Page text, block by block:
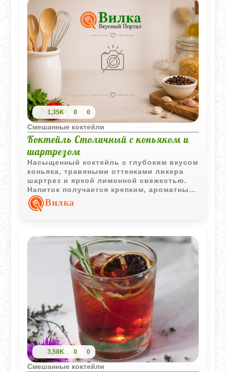
1,35K 0 0
Смешанные коктейли
Коктейль Столичный с коньяком и
шартрезом
Насыщенный коктейль с глубоким вкусом
коньяка, травяными оттенками ликера
шартрез и яркой лимонной свежестью.
Напиток получается крепким, ароматным
и хорошо раскрывается в охлажденной
подаче.Вилка
3,58K 0 0
Смешанные коктейли